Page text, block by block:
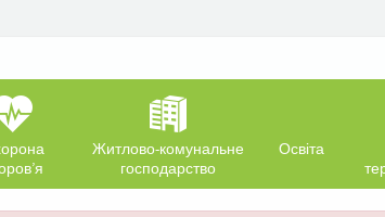
Житлово-комунальне
господарство
Освіта